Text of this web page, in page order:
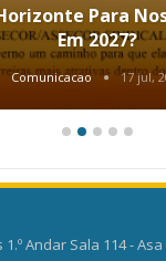
Para
Em 2027?
Comunicacao 17 jul,
1.º Andar Sala 114 -